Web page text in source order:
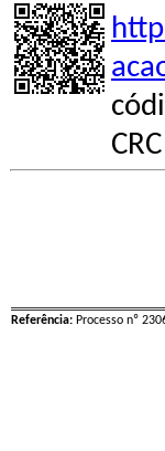
Referência: Processo nº